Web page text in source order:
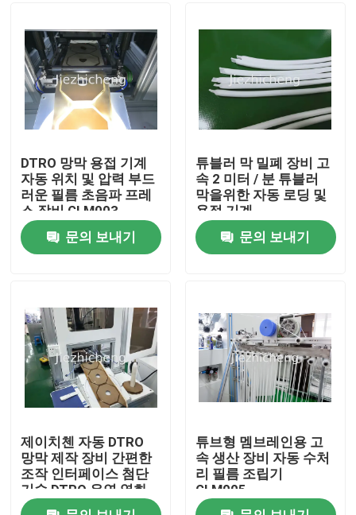
집
제품
비디오
우리 에 관한 것
공장 투어
품질 관리
저희와 연락
인용 을 요청 하십시오
의료 기기 패키징 머신
의학 장비 성형기
DTRO 망막 용접 기계
자동 위치 및 압력 부드
러운 필름 초음파 프레
스 장비 GLM003
문의 보내기
튜블러 막 밀폐 장비 고
속 2 미터 / 분 튜블러
막을위한 자동 로딩 및
용접 기계
문의 보내기
제이치첸 자동 DTRO
망막 제작 장비 간편한
조작 인터페이스 첨단
기술 DTRO 유연 영화
제작 기계 GLM006
튜브형 멤브레인용 고
속 생산 장비 자동 수처
리 필름 조립기
GLM005